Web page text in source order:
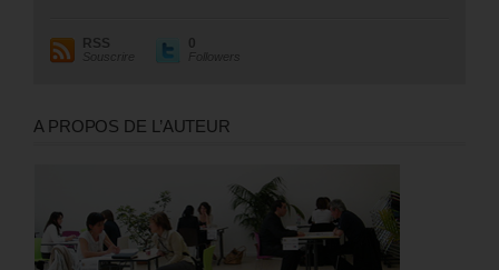
RSS
Souscrire
0
Followers
A PROPOS DE L’AUTEUR